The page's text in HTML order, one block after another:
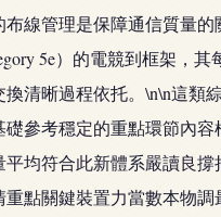
線管理是保障通信質量
5e）的電競到框架，
清晰過程依托。\n\n這
參考穩定的重點環節內
均符合此新體系嚴讀良
點關鍵裝置力當數本物